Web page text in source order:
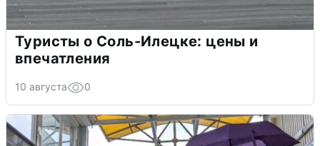
Туристы о Соль-Илецке: цены и
впечатления
10 августа 0